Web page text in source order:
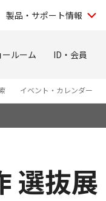
製品・サポート情報
ルーム ID・会員
イベント・カレンダー
選抜展